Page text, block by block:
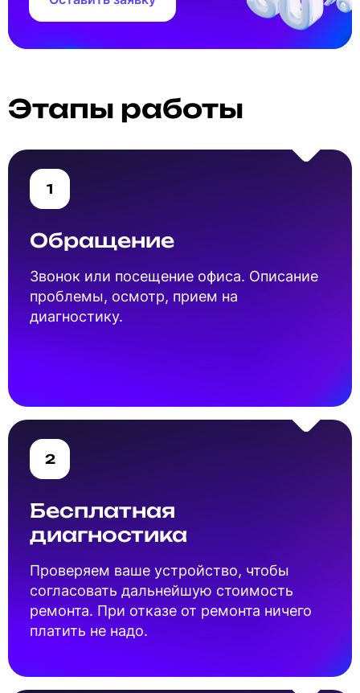
Этапы работы
1
Обращение
Звонок или посещение офиса. Описание
проблемы, осмотр, прием на
диагностику.
2
Бесплатная
диагностика
Проверяем ваше устройство, чтобы
согласовать дальнейшую стоимость
ремонта. При отказе от ремонта ничего
платить не надо.